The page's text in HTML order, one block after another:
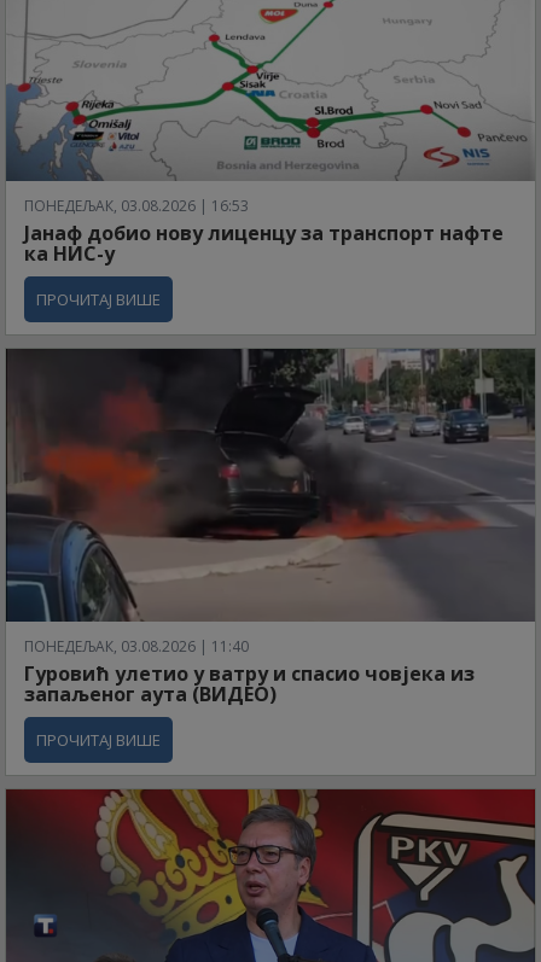
ПОНЕДЕЉАК, 03.08.2026 | 16:53
Јанаф добио нову лиценцу за транспорт нафте
ка НИС-у
ПРОЧИТАЈ ВИШЕ
ПОНЕДЕЉАК, 03.08.2026 | 11:40
Гуровић улетио у ватру и спасио човјека из
запаљеног аута (ВИДЕО)
ПРОЧИТАЈ ВИШЕ